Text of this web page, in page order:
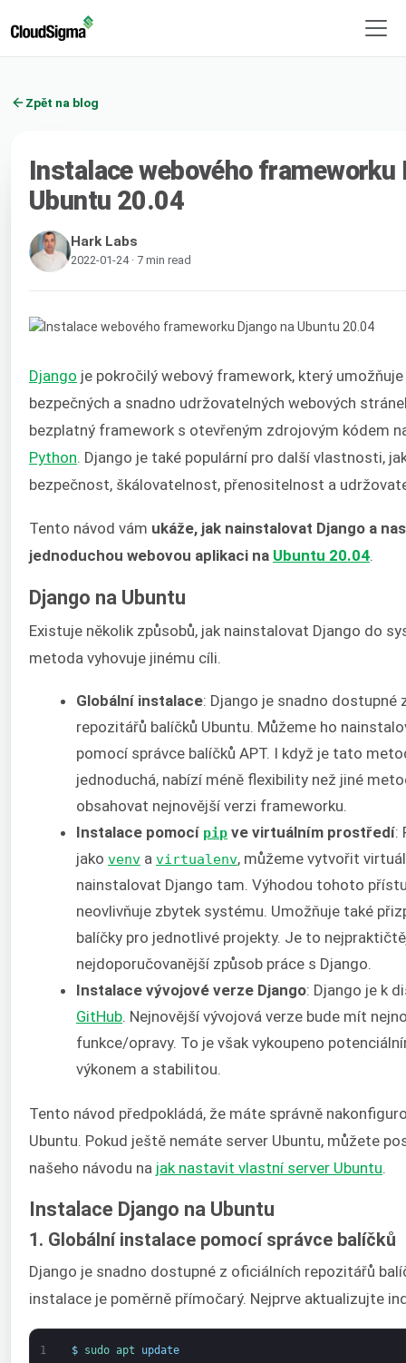
Zpět na blog
Instalace webového frameworku
Ubuntu 20.04
Hark Labs
2022-01-24 · 7 min read
Django je pokročilý webový framework, který
bezpečných a snadno udržovatelných webových
bezplatný framework s otevřeným zdrojovým kódem
Python . Django je také populární pro další vlastnosti,
bezpečnost, škálovatelnost, přenositelnost a
Tento návod vám ukáže, jak nainstalovat Django a
jednoduchou webovou aplikaci na Ubuntu 20.04.
Django na Ubuntu
Existuje několik způsobů, jak nainstalovat Django do
metoda vyhovuje jinému cíli.
Globální instalace: Django je snadno dostupné
repozitářů balíčků Ubuntu. Můžeme ho
pomocí správce balíčků APT. I když je tato
jednoduchá, nabízí méně flexibility než jiné
obsahovat nejnovější verzi frameworku.
Instalace pomocí pip ve virtuálním prostředí:
jako venv a virtualenv, můžeme vytvořit
nainstalovat Django tam. Výhodou tohoto
neovlivňuje zbytek systému. Umožňuje také
balíčky pro jednotlivé projekty. Je to
nejdoporučovanější způsob práce s Django.
Instalace vývojové verze Django: Django je k
GitHub. Nejnovější vývojová verze bude mít
funkce/opravy. To je však vykoupeno
výkonem a stabilitou.
Tento návod předpokládá, že máte správně
Ubuntu. Pokud ještě nemáte server Ubuntu, můžete
našeho návodu na jak nastavit vlastní server Ubuntu
Instalace Django na Ubuntu
1. Globální instalace pomocí správce balíčků
Django je snadno dostupné z oficiálních repozitářů
instalace je poměrně přímočarý. Nejprve aktualizujte
1 $ sudo apt update